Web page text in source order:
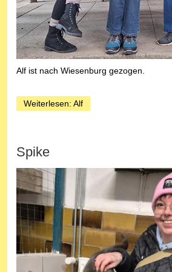
Alf ist nach Wiesenburg gezogen.
Weiterlesen: Alf
Spike